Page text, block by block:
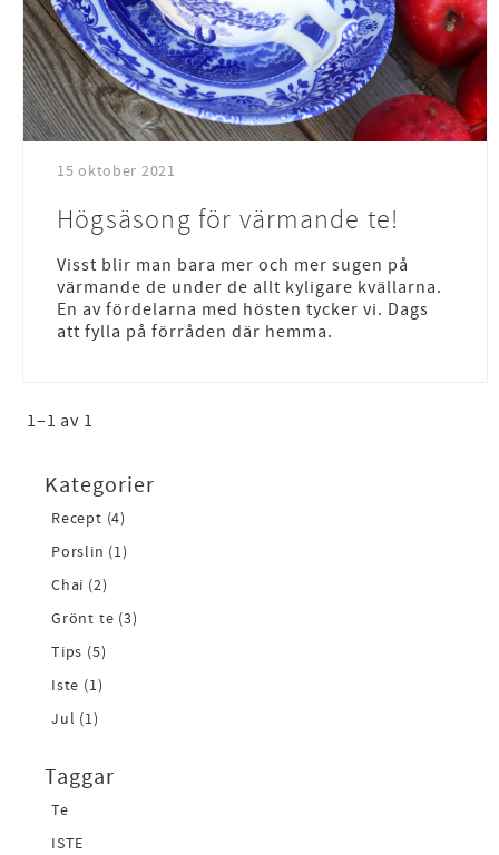
15 oktober 2021
Högsäsong för värmande te!
Visst blir man bara mer och mer sugen på
värmande de under de allt kyligare kvällarna.
En av fördelarna med hösten tycker vi. Dags
att fylla på förråden där hemma.
1–1 av 1
Kategorier
Recept (4)
Porslin (1)
Chai (2)
Grönt te (3)
Tips (5)
Iste (1)
Jul (1)
Taggar
Te
ISTE